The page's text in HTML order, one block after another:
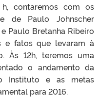
contaremos com os
de Paulo Johnscher
Paulo Bretanha Ribeiro
e fatos que levaram à
Às 12h, teremos uma
o andamento da
Instituto e as metas
para 2016.